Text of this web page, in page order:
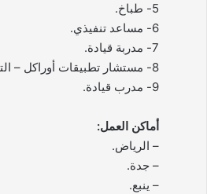
5- طباخ.
6- مساعد تنفيذي.
7- مدربة قيادة.
8- مستشار تطبيقات أوراكل – التخطيط.
9- مدرب قيادة.
أماكن العمل:
– الرياض.
– جدة.
– ينبع.